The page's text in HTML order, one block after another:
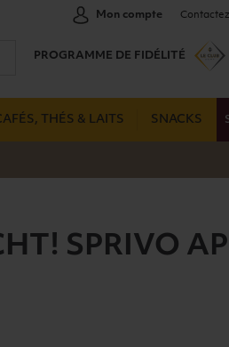
Mon compte
PROGRAMME DE FIDÉLITÉ
THÉS & LAITS SNACKS
SPRIVO